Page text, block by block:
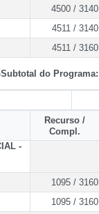
4500 / 3140
4511 / 3140
4511 / 3160
Subtotal do Programa:
Recurso /
Compl.
-
1095 / 3160
1095 / 3160